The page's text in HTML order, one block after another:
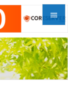


メニュ

サイド